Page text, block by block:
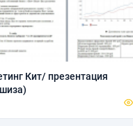
Кит/ презентация